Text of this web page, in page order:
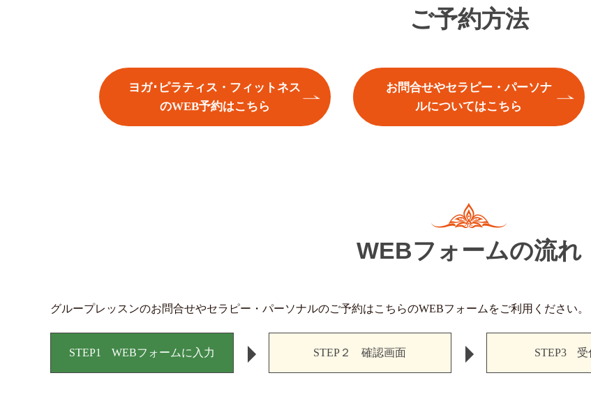
ご予約方法
ヨガ･ピラティス・フィットネス
のWEB予約はこちら
お問合せやセラピー・パーソナ
ルについてはこちら
WEBフォームの流れ
グループレッスンのお問合せやセラピー・パーソナルのご予約はこちらのWEBフォームをご利用ください。
STEP1 WEBフォームに入力 STEP２ 確認画面 STEP3 受